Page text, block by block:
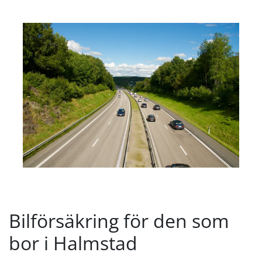
Bilförsäkring för den som
bor i Halmstad